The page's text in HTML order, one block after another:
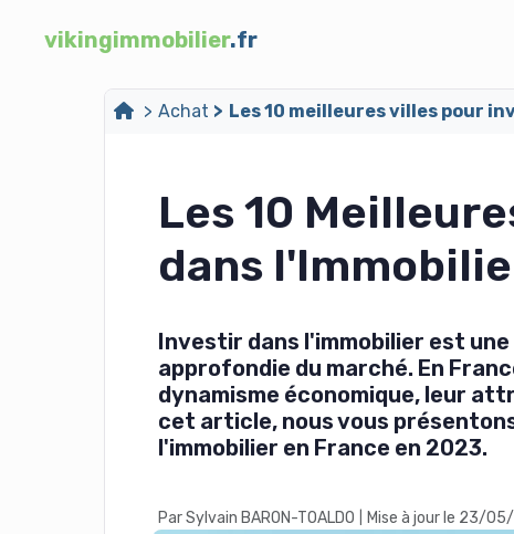
vikingimmobilier.fr
Achat Les 10 meilleures villes pour
Les 10
dans
Investir dans l'immobilier est
approfondie du marché. En
dynamisme économique, leur
cet article, nous vous
l'immobilier en France en 2023.
Par Sylvain BARON-TOALDO Mise à jour le 23/